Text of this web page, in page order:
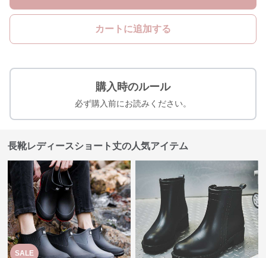
カートに追加する
購入時のルール
必ず購入前にお読みください。
長靴レディースショート丈の人気アイテム
SALE